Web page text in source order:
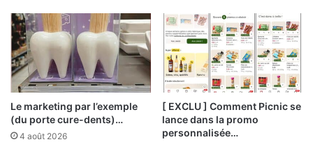
Le marketing par l’exemple
(du porte cure-dents)…
4 août 2026
[ EXCLU ] Comment Picnic se
lance dans la promo
personnalisée…